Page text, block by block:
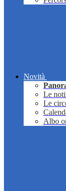
Novità
Le
Le
Albo